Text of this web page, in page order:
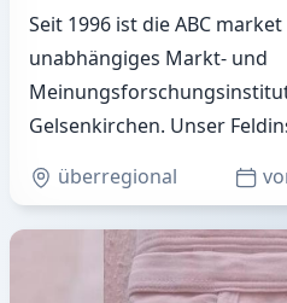
Seit 1996 ist die ABC
unabhängiges Markt- und
Gelsenkirchen. Unser
überregional